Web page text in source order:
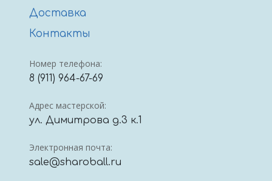
Доставка
Контакты
Номер телефона:
8 (911) 964-67-69
Адрес мастерской:
ул. Димитрова д.3 к.1
Электронная почта:
sale@sharoball.ru